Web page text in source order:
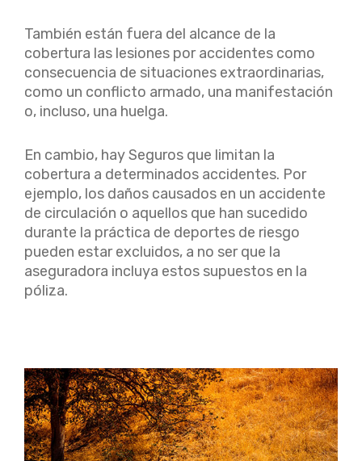
También están fuera del alcance de la
cobertura las lesiones por accidentes como
consecuencia de situaciones extraordinarias,
como un conflicto armado, una manifestación
o, incluso, una huelga.
En cambio, hay Seguros que limitan la
cobertura a determinados accidentes. Por
ejemplo, los daños causados en un accidente
de circulación o aquellos que han sucedido
durante la práctica de deportes de riesgo
pueden estar excluidos, a no ser que la
aseguradora incluya estos supuestos en la
póliza.